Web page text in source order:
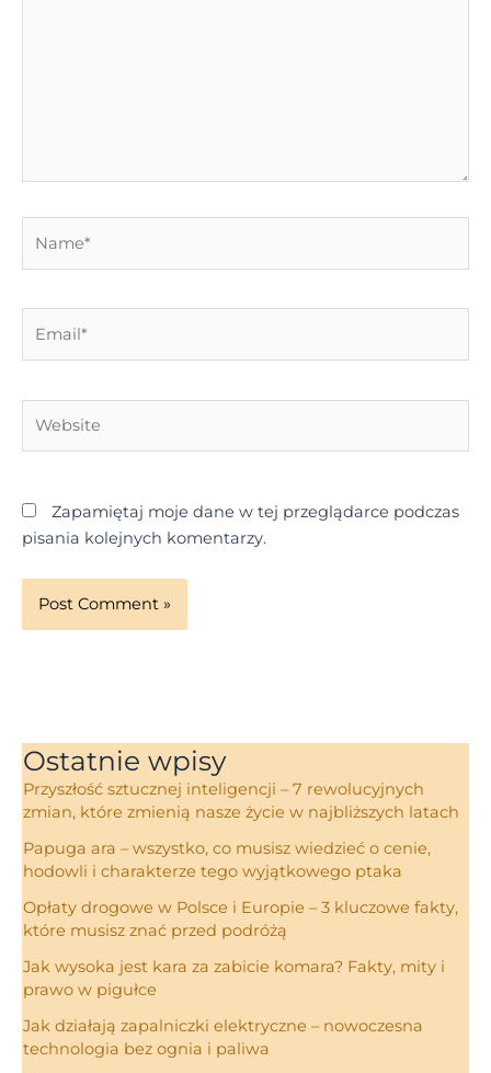
Zapamiętaj moje dane w tej przeglądarce podczas
pisania kolejnych komentarzy.
Ostatnie wpisy
Przyszłość sztucznej inteligencji – 7 rewolucyjnych
zmian, które zmienią nasze życie w najbliższych latach
Papuga ara – wszystko, co musisz wiedzieć o cenie,
hodowli i charakterze tego wyjątkowego ptaka
Opłaty drogowe w Polsce i Europie – 3 kluczowe fakty,
które musisz znać przed podróżą
Jak wysoka jest kara za zabicie komara? Fakty, mity i
prawo w pigułce
Jak działają zapalniczki elektryczne – nowoczesna
technologia bez ognia i paliwa